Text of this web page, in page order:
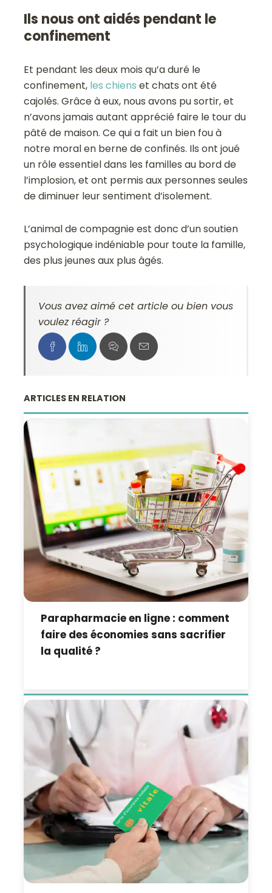
Ils nous ont aidés pendant le
confinement
Et pendant les deux mois qu’a duré le
confinement, les chiens et chats ont été
cajolés. Grâce à eux, nous avons pu sortir, et
n’avons jamais autant apprécié faire le tour du
pâté de maison. Ce qui a fait un bien fou à
notre moral en berne de confinés. Ils ont joué
un rôle essentiel dans les familles au bord de
l’implosion, et ont permis aux personnes seules
de diminuer leur sentiment d’isolement.
L’animal de compagnie est donc d’un soutien
psychologique indéniable pour toute la famille,
des plus jeunes aux plus âgés.
Vous avez aimé cet article ou bien vous
voulez réagir ?
ARTICLES EN RELATION
Parapharmacie en ligne : comment
faire des économies sans sacrifier
la qualité ?